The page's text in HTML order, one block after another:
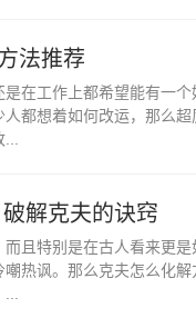
法推荐
在工作上都希望能有一
都想着如何改运，那么
解克夫的诀窍
且特别是在古人看来更
热讽。那么克夫怎么化